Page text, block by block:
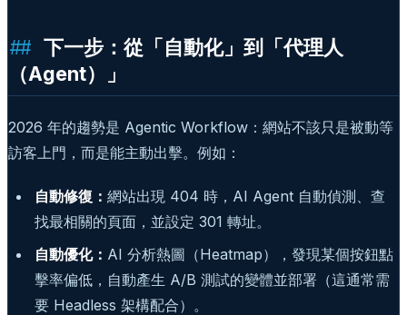
下一步：從「自動化」到「代理人
（Agent）」
2026 年的趨勢是 Agentic Workflow：網站不該只是被動等
訪客上門，而是能主動出擊。例如：
自動修復： 網站出現 404 時，AI Agent 自動偵測、查
找最相關的頁面，並設定 301 轉址。
自動優化： AI 分析熱圖（Heatmap），發現某個按鈕點
擊率偏低，自動產生 A/B 測試的變體並部署（這通常需
要 Headless 架構配合）。